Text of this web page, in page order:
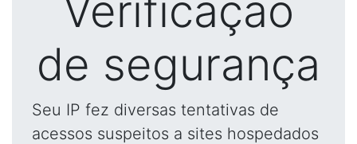
Verificação
de segurança
Seu IP fez diversas tentativas de
acessos suspeitos a sites hospedados